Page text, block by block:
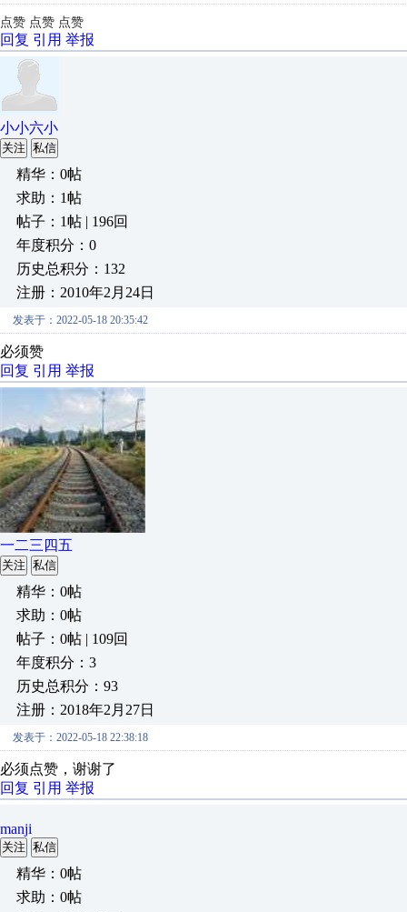
点赞 点赞 点赞
回复 引用 举报
小小六小
关注 私信
精华：0帖
求助：1帖
帖子：1帖 | 196回
年度积分：0
历史总积分：132
注册：2010年2月24日
发表于：2022-05-18 20:35:42
必须赞
回复 引用 举报
一二三四五
关注 私信
精华：0帖
求助：0帖
帖子：0帖 | 109回
年度积分：3
历史总积分：93
注册：2018年2月27日
发表于：2022-05-18 22:38:18
必须点赞，谢谢了
回复 引用 举报
manji
关注 私信
精华：0帖
求助：0帖